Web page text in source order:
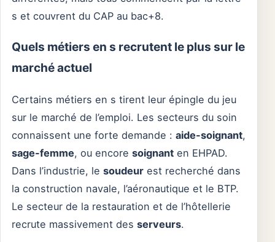
s et couvrent du CAP au bac+8.
Quels métiers en s recrutent le plus sur le
marché actuel
Certains métiers en s tirent leur épingle du jeu
sur le marché de l’emploi. Les secteurs du soin
connaissent une forte demande : aide-soignant,
sage-femme, ou encore soignant en EHPAD.
Dans l’industrie, le soudeur est recherché dans
la construction navale, l’aéronautique et le BTP.
Le secteur de la restauration et de l’hôtellerie
recrute massivement des serveurs.